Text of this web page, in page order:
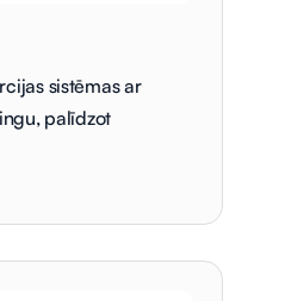
sistēmas ar
palīdzot